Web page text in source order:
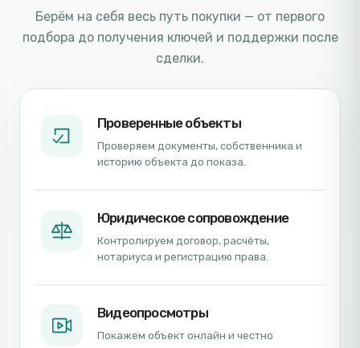
Берём на себя весь путь покупки — от первого
подбора до получения ключей и поддержки после
сделки.
Проверенные объекты
Проверяем документы, собственника и
историю объекта до показа.
Юридическое сопровождение
Контролируем договор, расчёты,
нотариуса и регистрацию права.
Видеопросмотры
Покажем объект онлайн и честно